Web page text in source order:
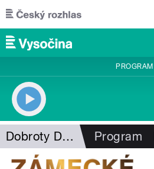
Přejít k hlavnímu obsahu
PROGRAM
Dobroty Dáši Kubíkové Program